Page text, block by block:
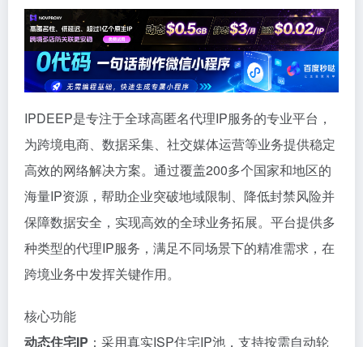
IPDEEP是专注于全球高匿名代理IP服务的专业平台，
为跨境电商、数据采集、社交媒体运营等业务提供稳定
高效的网络解决方案。通过覆盖200多个国家和地区的
海量IP资源，帮助企业突破地域限制、降低封禁风险并
保障数据安全，实现高效的全球业务拓展。平台提供多
种类型的代理IP服务，满足不同场景下的精准需求，在
跨境业务中发挥关键作用。
核心功能
动态住宅IP ：采用真实ISP住宅IP池，支持按需自动轮